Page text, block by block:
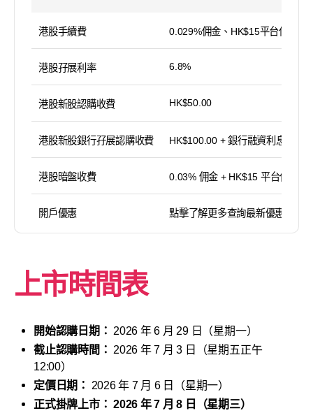
港股手續費 0.029%佣金、HK$15平台使用費
港股孖展利率 6.8%
港股新股認購收費 HK$50.00
港股新股銀行孖展認購收費 HK$100.00 + 銀行融資利息
港股暗盤收費 0.03% 佣金 + HK$15 平台使用費
開戶優惠 點擊了解更多查詢最新優惠
上市時間表
開始認購日期： 2026 年 6 月 29 日（星期一）
截止認購時間： 2026 年 7 月 3 日（星期五正午
12:00）
定價日期：
2026 年 7 月 6 日（星期一）
正式掛牌上市： 2026 年 7 月 8 日（星期三）